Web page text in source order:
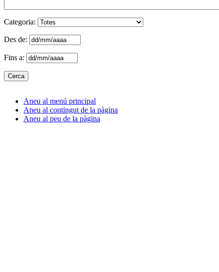
Categoria:
Des de:
Fins a:
Aneu al menú principal
Aneu al contingut de la pàgina
Aneu al peu de la pàgina